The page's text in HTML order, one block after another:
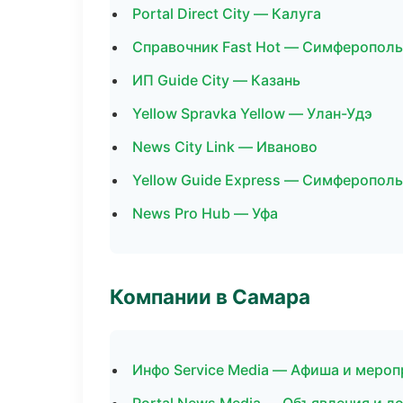
Portal Direct City — Калуга
Справочник Fast Hot — Симферополь
ИП Guide City — Казань
Yellow Spravka Yellow — Улан-Удэ
News City Link — Иваново
Yellow Guide Express — Симферополь
News Pro Hub — Уфа
Компании в Самара
Инфо Service Media — Афиша и